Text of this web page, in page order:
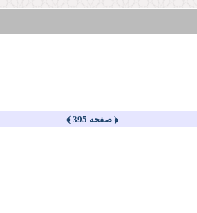
﴿ صفحه 395 ﴾